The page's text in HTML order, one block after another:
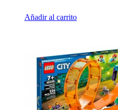
Añadir al carrito